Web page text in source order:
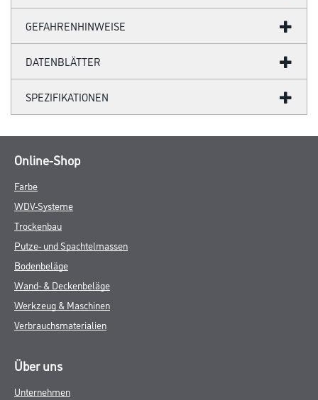
GEFAHRENHINWEISE
DATENBLÄTTER
SPEZIFIKATIONEN
Online-Shop
Farbe
WDV-Systeme
Trockenbau
Putze- und Spachtelmassen
Bodenbeläge
Wand- & Deckenbeläge
Werkzeug & Maschinen
Verbrauchsmaterialien
Über uns
Unternehmen